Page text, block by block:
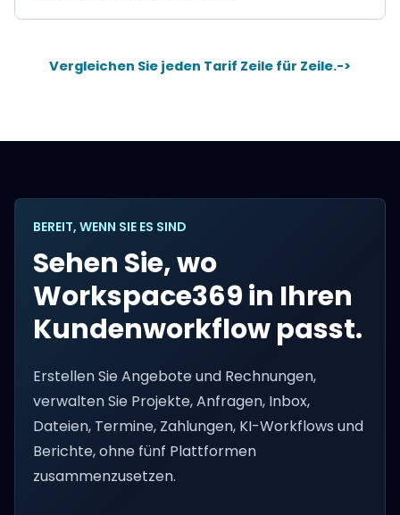
Vergleichen Sie jeden Tarif Zeile für Zeile.->
BEREIT, WENN SIE ES SIND
Sehen Sie, wo
Workspace369 in Ihren
Kundenworkflow passt.
Erstellen Sie Angebote und Rechnungen,
verwalten Sie Projekte, Anfragen, Inbox,
Dateien, Termine, Zahlungen, KI-Workflows und
Berichte, ohne fünf Plattformen
zusammenzusetzen.